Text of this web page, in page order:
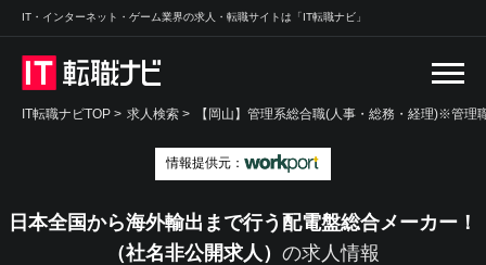
IT・インターネット・ゲーム業界の求人・転職サイトは「IT転職ナビ」
IT転職ナビTOP > 求人検索 > 【岡山】管理系総合職(人事・総務・経理)※管
情報提供元：
日本全国から海外輸出まで行う配電盤総合メーカー！
（社名非公開求人） の求人情報